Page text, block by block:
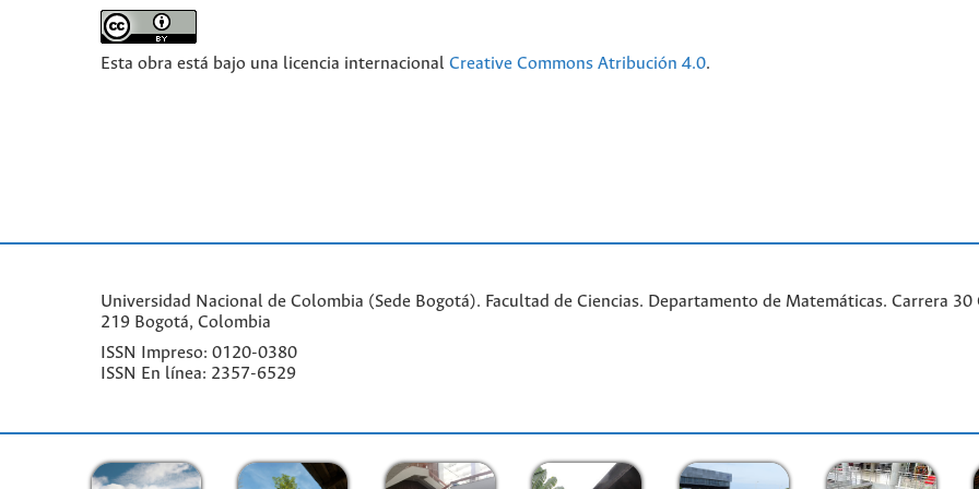
Esta obra está bajo una licencia internacional Creative Commons Atribución 4.0.
Universidad Nacional de Colombia (Sede Bogotá). Facultad de Ciencias. Departamento de Matemáticas. Carrera
219 Bogotá, Colombia
ISSN Impreso: 0120-0380
ISSN En línea: 2357-6529